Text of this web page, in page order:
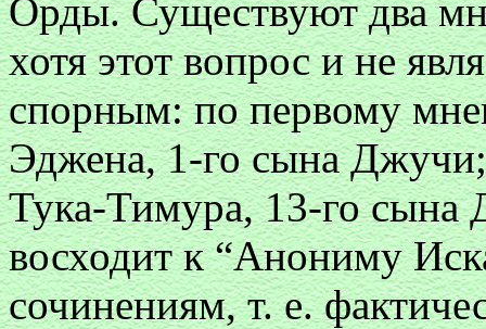
Орды. Существуют два
хотя этот вопрос и не
спорным: по первому
Эджена, 1-го сына
Тука-Тимура, 13-го
восходит к “Анониму
сочинениям, т. е.